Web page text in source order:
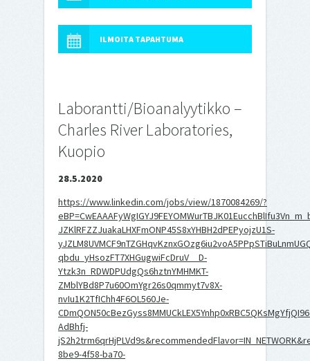
ILMOITA TAPAHTUMA
Laborantti/Bioanalyytikko –
Charles River Laboratories,
Kuopio
28.5.2020
https://www.linkedin.com/jobs/view/1870084269/?
JZKlRFZZJuakaLHXFmONP45S8xYHBH2dPEPyojzU1S-
qbdu_yHsozFT7XHGugwiFcDruV__D-
Ytzk3n_RDWDPUdgQs6hztnYMHMKT-
ZMblYBd8P7u60OmYgr26s0qmmyt7v8X-
nvIu1K2TfIChh4F6OL560Je-
AdBhfj-
8be9-4f58-ba70-